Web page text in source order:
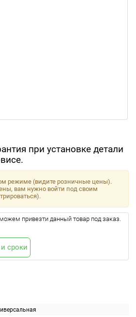
при установке детали
режиме (видите розничные цены).
вам нужно войти под своим
привезти данный товар под заказ.
сроки